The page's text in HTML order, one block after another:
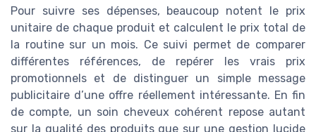
Pour suivre ses dépenses, beaucoup notent le prix
unitaire de chaque produit et calculent le prix total de
la routine sur un mois. Ce suivi permet de comparer
différentes références, de repérer les vrais prix
promotionnels et de distinguer un simple message
publicitaire d’une offre réellement intéressante. En fin
de compte, un soin cheveux cohérent repose autant
sur la qualité des produits que sur une gestion lucide